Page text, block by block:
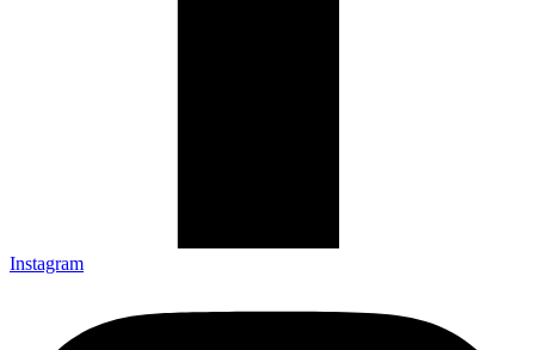
Instagram